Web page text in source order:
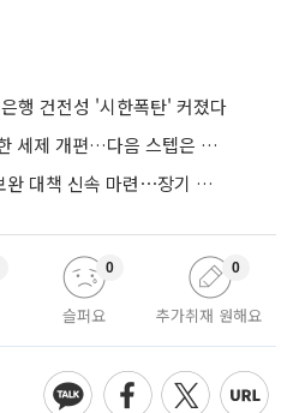
행 건전성 '시한폭탄' 커졌다
‘비거주 1주택자’ 정조준한 세제 개편…다음 스텝은 금융 대책
李 “삼전닉스 레버리지 보완 대책 신속 마련⋯장기 채무 과감히 탕감”
슬퍼요
0
추가취재 원해요
0